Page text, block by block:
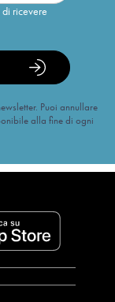
ricevere
Puoi annullare
alla fine di ogni